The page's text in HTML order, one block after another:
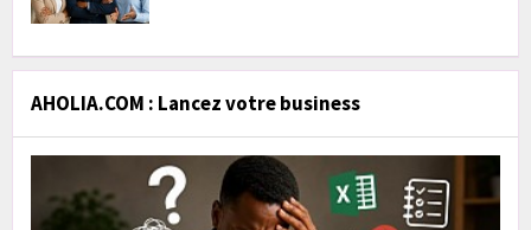
AHOLIA.COM : Lancez votre business